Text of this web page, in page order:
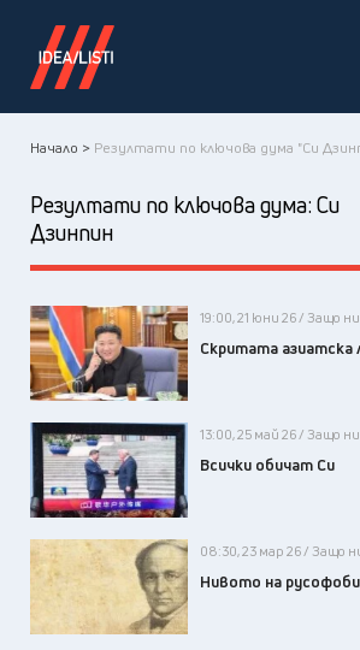
Начало > Резултати по ключова дума "Си
Резултати по ключова дума: Си
Дзинпин
19:00, 21 юни 26 / Защо
Скритата азиатска
13:00, 25 май 26 / Защо
Всички обичат Си
08:30, 23 мар 26 / Защо
Нивото на